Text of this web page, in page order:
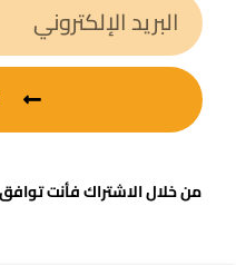
من خلال الاشتراك فأنت